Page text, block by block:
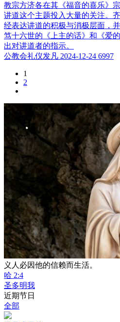
教宗方济各在其《福音的喜乐》
讲道这个主题投入大量的关注。
经表达讲道的积极与消极层面，
笃十六世的《上主的话》和《爱
出对讲道者的指示。
公教会礼仪发凡 2024-12-24 6997
1
2
义人必因他的信赖而生活。
哈 2:4
圣多明我
近期节日
全部